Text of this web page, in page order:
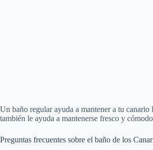
Un baño regular ayuda a mantener a tu
también le ayuda a mantenerse fresco y
Preguntas frecuentes sobre el baño de los